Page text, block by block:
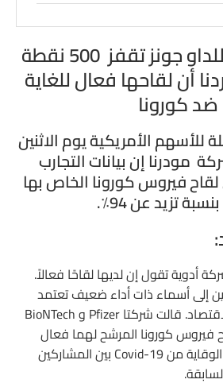
اقتصادي:
والتفاؤل:
العقود الآجلة للداو جونز تقفز 500 نقطة
أن لقاحها فعال للغاية
ضد كورونا
للأسهم الأمريكية يوم الاثنين
مودرنا إن بيانات التجارب
لقاح فيروس كورونا الخاص بها
تزيد عن 94٪.
أدوية تقول إن لديها لقاحًا فعالاً.
إلى أسماء ذات أداء ضعيف تعتمد
على لقاح لإعادة فتح الاقتصاد. قالت شركتا Pfizer و BioNTech
فيروس كورونا المرشح لهما فعال
بنسبة تزيد عن 90٪ في الوقاية من Covid-19 بين المشاركين